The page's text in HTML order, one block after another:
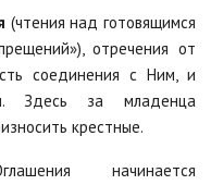
(чтения над готовящимся
отречения от
соединения с Ним, и
Здесь за младенца
крестные.
начинается